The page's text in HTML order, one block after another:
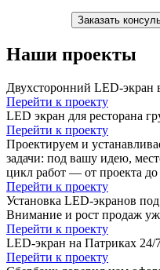
Заказать
Наши проекты
Двухсторонний LED-экран
Перейти к проекту
LED экран для ресторана
Перейти к проекту
Проектируем и
задачи: под вашу идею,
цикл работ — от проекта
Перейти к проекту
Установка LED-экранов
Внимание и рост продаж
Перейти к проекту
LED-экран на Патриках 24/
Перейти к проекту